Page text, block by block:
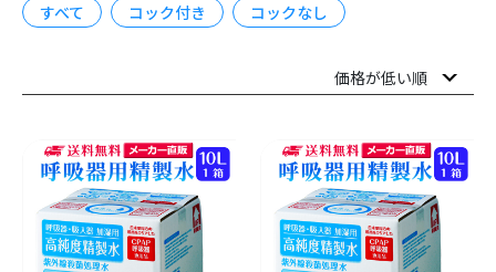
すべて コック付き コックなし